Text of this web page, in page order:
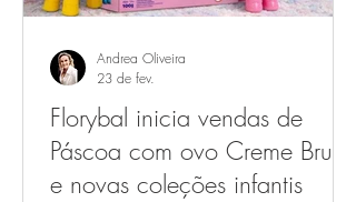
Florybal inicia vendas de
Páscoa com ovo Creme Brullet
e novas coleções infantis
Andrea Oliveira
23 de fev.